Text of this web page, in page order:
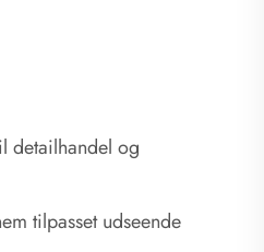
detailhandel og
tilpasset udseende